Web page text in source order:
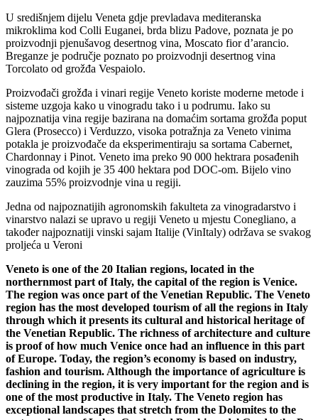
U središnjem dijelu Veneta gdje prevladava mediteranska
mikroklima kod Colli Euganei, brda blizu Padove, poznata je po
proizvodnji pjenušavog desertnog vina, Moscato fior d’arancio.
Breganze je područje poznato po proizvodnji desertnog vina
Torcolato od grožđa Vespaiolo.
Proizvođači grožđa i vinari regije Veneto koriste moderne metode i
sisteme uzgoja kako u vinogradu tako i u podrumu. Iako su
najpoznatija vina regije bazirana na domaćim sortama grožđa poput
Glera (Prosecco) i Verduzzo, visoka potražnja za Veneto vinima
potakla je proizvođače da eksperimentiraju sa sortama Cabernet,
Chardonnay i Pinot. Veneto ima preko 90 000 hektrara posađenih
vinograda od kojih je 35 400 hektara pod DOC-om. Bijelo vino
zauzima 55% proizvodnje vina u regiji.
Jedna od najpoznatijih agronomskih fakulteta za vinogradarstvo i
vinarstvo nalazi se upravo u regiji Veneto u mjestu Conegliano, a
također najpoznatiji vinski sajam Italije (VinItaly) održava se svakog
proljeća u Veroni
Veneto is one of the 20 Italian regions, located in the
northernmost part of Italy, the capital of the region is Venice.
The region was once part of the Venetian Republic. The Veneto
region has the most developed tourism of all the regions in Italy
through which it presents its cultural and historical heritage of
the Venetian Republic. The richness of architecture and culture
is proof of how much Venice once had an influence in this part
of Europe. Today, the region’s economy is based on industry,
fashion and tourism. Although the importance of agriculture is
declining in the region, it is very important for the region and is
one of the most productive in Italy. The Veneto region has
exceptional landscapes that stretch from the Dolomites to the